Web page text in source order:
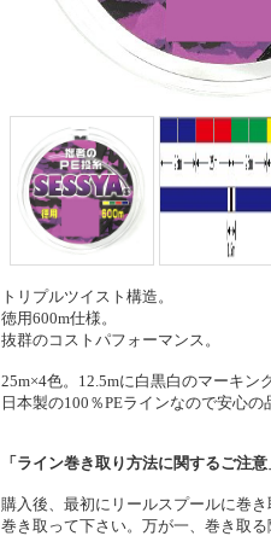
トリプルツイスト構造。
徳用600m仕様。
抜群のコストパフォーマンス。
25m×4色。12.5mに白黒白のマーキン
日本製の100％PEラインなので安心の
「ライン巻き取り方法に関するご注意
購入後、最初にリールスプールに巻
巻き取って下さい。万が一、巻き取